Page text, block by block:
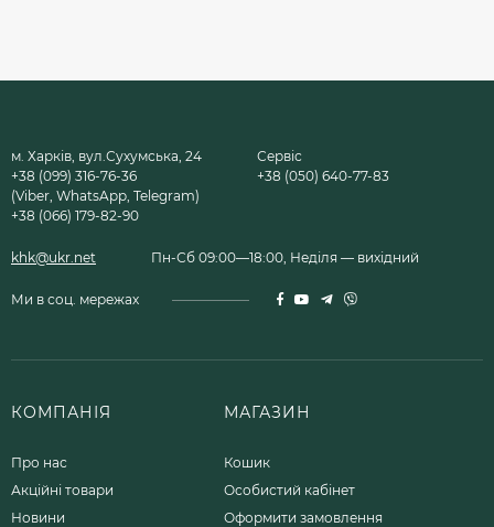
м. Харків, вул.Сухумська, 24
+38 (099) 316-76-36
(Viber, WhatsApp, Telegram)
+38 (066) 179-82-90
Сервіс
+38 (050) 640-77-83
khk@ukr.net Пн-Сб 09:00—18:00, Неділя — вихідний
Ми в соц. мережах
КОМПАНІЯ
Про нас
Акційні товари
Новини
МАГАЗИН
Кошик
Особистий кабінет
Оформити замовлення